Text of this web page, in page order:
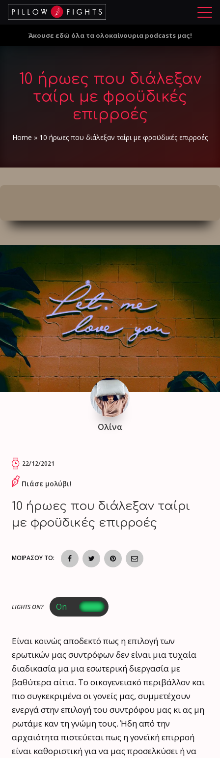
Μ
ο
Άκουσε εδώ όλα τα ολοκαίνουρια podcasts μας!
10 ήρωες που διάλεξαν
ταίρι με φροϋδικές
επιρροές
Home » 10 ήρωες που διάλεξαν ταίρι με φροϋδικές επιρροές
Ολίνα
22/12/2021
Πιάσε μολύβι!
10 ήρωες που διάλεξαν ταίρι
με φροϋδικές επιρροές
ΜΟΙΡΑΣΟΥ ΤΟ:
LIGHTS ON?
Είναι κοινώς αποδεκτό πως η επιλογή των
ερωτικών μας συντρόφων δεν είναι μια τυχαία
διαδικασία μα μια εσωτερική διεργασία με
βαθύτερα αίτια. Το οικογενειακό περιβάλλον και
πιο συγκεκριμένα οι γονείς μας, συμμετέχουν
ενεργά στην επιλογή του συντρόφου μας κι ας μη
ρωτάμε καν τη γνώμη τους. Ήδη από την
αρχαιότητα πιστεύεται πως η γονεϊκή επιρροή
είναι καθοριστική για να μας προσελκύσει ή να